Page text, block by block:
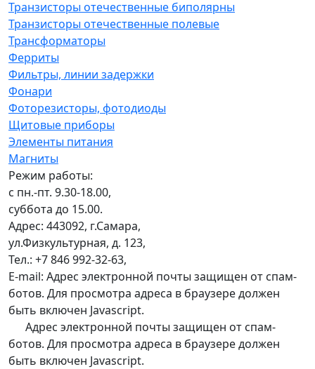
Транзисторы отечественные биполярны
Транзисторы отечественные полевые
Трансформаторы
Ферриты
Фильтры, линии задержки
Фонари
Фоторезисторы, фотодиоды
Щитовые приборы
Элементы питания
Магниты
Режим работы:
с пн.-пт. 9.30-18.00,
суббота до 15.00.
Адрес: 443092, г.Самара,
ул.Физкультурная, д. 123,
Тел.: +7 846 992-32-63,
E-mail: Адрес электронной почты защищен от спам-
ботов. Для просмотра адреса в браузере должен
быть включен Javascript.
Адрес электронной почты защищен от спам-
ботов. Для просмотра адреса в браузере должен
быть включен Javascript.